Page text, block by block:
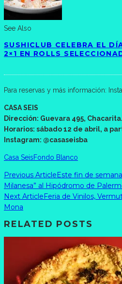
See Also
SUSHICLUB CELEBRA EL
2×1 EN ROLLS
Para reservas y más información:
CASA SEIS
Dirección: Guevara 495, Chacarita.
Horarios: sábado 12 de abril, a
Instagram: @casaseisba
Casa SeisFondo Blanco
Previous ArticleEste fin de
Milanesa” al Hipódromo de
Next ArticleFeria de Vinilos,
Mona
RELATED POSTS